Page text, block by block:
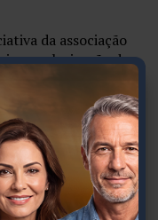
da associação
e valorização da
“O ser humano é
Então esses
. Trocar
medidas nas nossas
da gestão de
setor dentro das